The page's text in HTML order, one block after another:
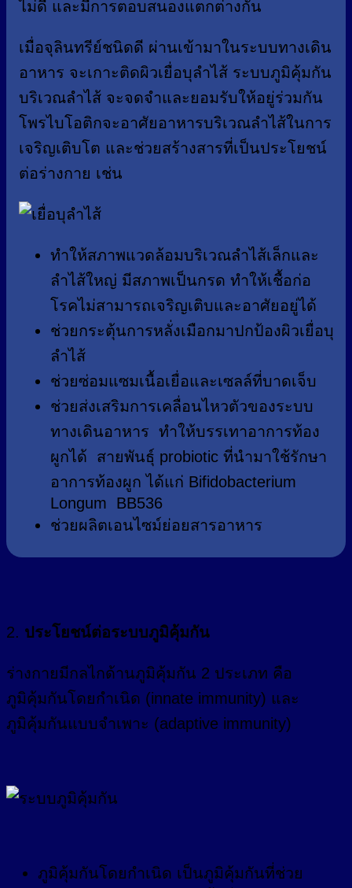
ไม่ดี และมีการตอบสนองแตกต่างกัน
เมื่อจุลินทรีย์ชนิดดี ผ่านเข้ามาในระบบทางเดิน
อาหาร จะเกาะติดผิวเยื่อบุลำไส้ ระบบภูมิคุ้มกัน
บริเวณลำไส้ จะจดจำและยอมรับให้อยู่ร่วมกัน
โพรไบโอติกจะอาศัยอาหารบริเวณลำไส้ในการ
เจริญเติบโต และช่วยสร้างสารที่เป็นประโยชน์
ต่อร่างกาย เช่น
ทำให้สภาพแวดล้อมบริเวณลำไส้เล็กและ
ลำไส้ใหญ่ มีสภาพเป็นกรด ทำให้เชื้อก่อ
โรคไม่สามารถเจริญเติบและอาศัยอยู่ได้
ช่วยกระตุ้นการหลั่งเมือกมาปกป้องผิวเยื่อบุ
ลำไส้
ช่วยซ่อมแซมเนื้อเยื่อและเซลล์ที่บาดเจ็บ
ช่วยส่งเสริมการเคลื่อนไหวตัวของระบบ
ทางเดินอาหาร ทำให้บรรเทาอาการท้อง
ผูกได้ สายพันธ์ุ probiotic ที่นำมาใช้รักษา
อาการท้องผูก ได้แก่ Bifidobacterium
Longum BB536
ช่วยผลิตเอนไซม์ย่อยสารอาหาร
2. ประโยชน์ต่อระบบภูมิคุ้มกัน
ร่างกายมีกลไกด้านภูมิคุ้มกัน 2 ประเภท คือ
ภูมิคุ้มกันโดยกำเนิด (innate immunity) และ
ภูมิคุ้มกันแบบจำเพาะ (adaptive immunity)
ภูมิคุ้มกันโดยกำเนิด เป็นภูมิคุ้มกันที่ช่วย